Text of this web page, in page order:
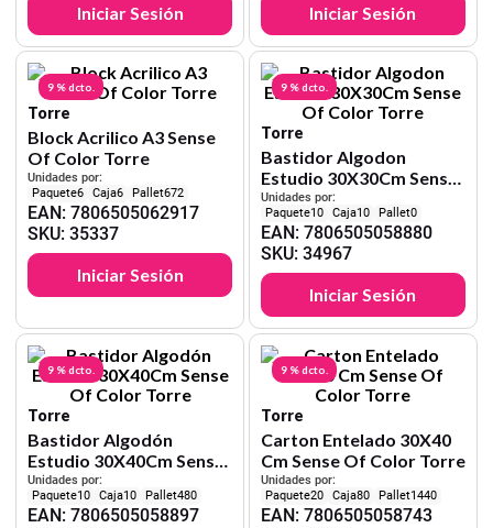
Iniciar Sesión
Iniciar Sesión
9 %dcto.
Torre
Block Acrilico A3 Sense
Of Color Torre
Unidades por:
6
6 672
EAN:7806505062917
SKU:35337
Iniciar Sesión
9 %dcto.
Torre
Bastidor Algodon
Estudio 30X30Cm Sense
Of Color Torre
Unidades por:
10
10 0
EAN: 7806505058880
SKU: 34967
Iniciar Sesión
9 %dcto.
Torre
Bastidor Algodón
Estudio 30X40Cm Sense
Of Color Torre
Unidades por:
10
10 480
EAN:7806505058897
9 %dcto.
Torre
Carton Entelado 30X40
Cm Sense Of Color Torre
Unidades por:
20
80 1440
EAN: 7806505058743